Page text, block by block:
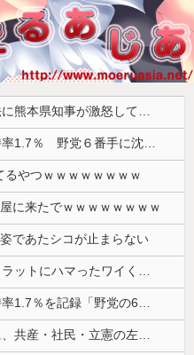
「貴様らの現場を混乱させる方法に熊本県知事が激怒してんだよ」と報道特集の非常識すぎる要求に視聴者激怒仕事に矜持とかないのかね？、
【緊急】中道改革連合の政党支持率1.7％ 野党６番手に沈む・・・
るやつｗｗｗｗｗｗｗｗ
に来たでｗｗｗｗｗｗｗｗ
であたシコが止まらない
【画像】この時代にデ・ジ・キャラットにハマったワイくんに掛けてあげたい言葉ｗｗｗｗｗ
【緊急】中道改革連合の政党支持率1.7％を記録「野党の6番手に沈む」
熊本地震被災者「不思議なことに、共産・社民・立憲の左派は本当に被害の大きい地域には来ていない。」